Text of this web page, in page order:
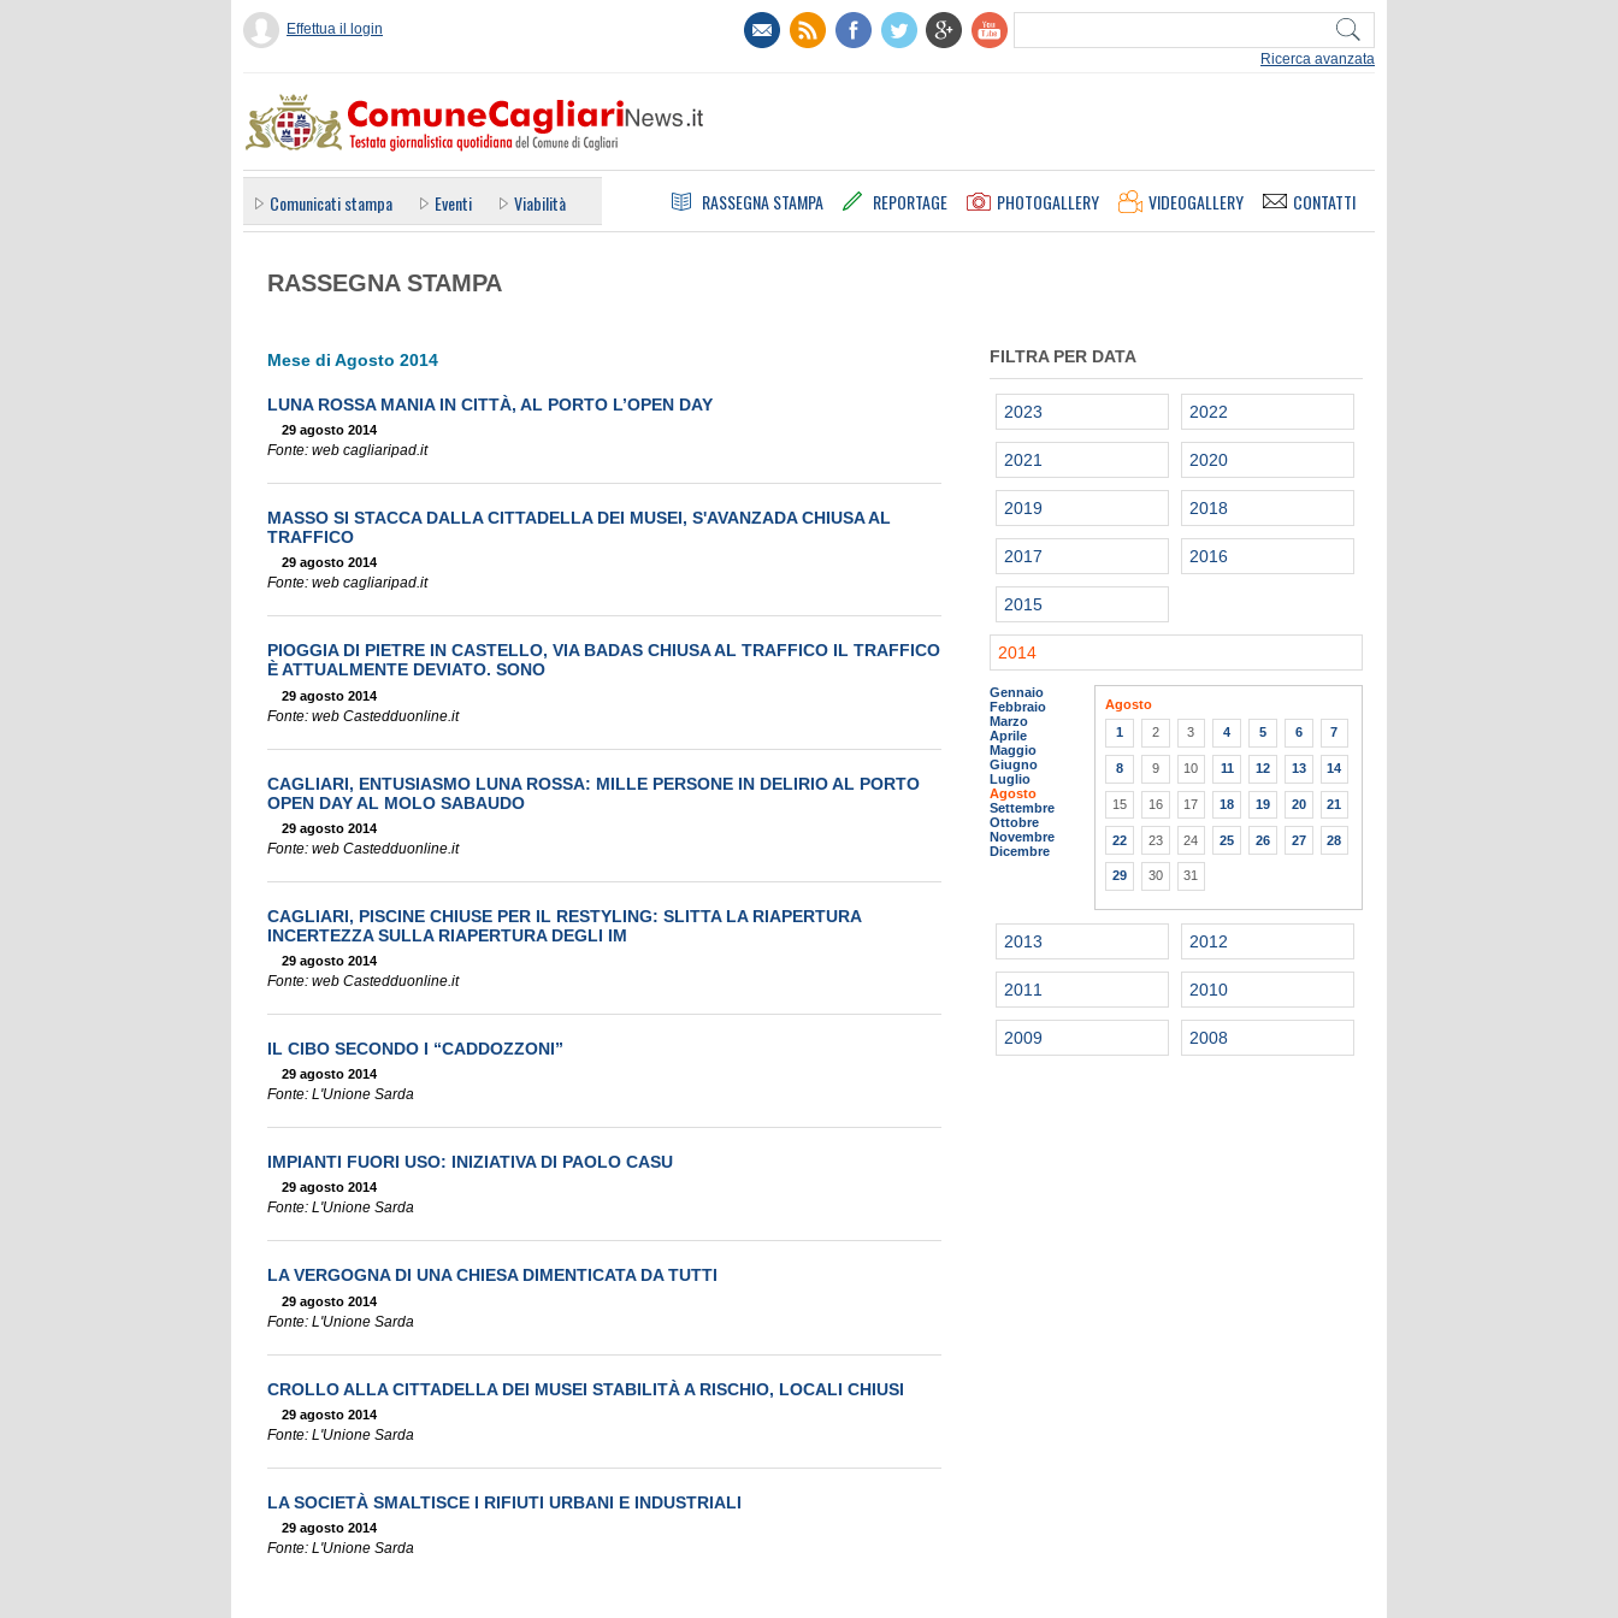
Ricerca avanzata
Effettua il login
Comunicati stampa Eventi Viabilità RASSEGNA STAMPA REPORTAGE PHOTOGALLERY VIDEOGALLERY CONTATTI
RASSEGNA STAMPA
Mese di Agosto 2014
LUNA ROSSA MANIA IN CITTÀ, AL PORTO L’OPEN DAY
29 agosto 2014
Fonte: web cagliaripad.it
MASSO SI STACCA DALLA CITTADELLA DEI MUSEI, S'AVANZADA CHIUSA AL
TRAFFICO
29 agosto 2014
Fonte: web cagliaripad.it
PIOGGIA DI PIETRE IN CASTELLO, VIA BADAS CHIUSA AL TRAFFICO IL TRAFFICO
È ATTUALMENTE DEVIATO. SONO
29 agosto 2014
Fonte: web Castedduonline.it
CAGLIARI, ENTUSIASMO LUNA ROSSA: MILLE PERSONE IN DELIRIO AL PORTO
OPEN DAY AL MOLO SABAUDO
29 agosto 2014
Fonte: web Castedduonline.it
CAGLIARI, PISCINE CHIUSE PER IL RESTYLING: SLITTA LA RIAPERTURA
INCERTEZZA SULLA RIAPERTURA DEGLI IM
29 agosto 2014
Fonte: web Castedduonline.it
IL CIBO SECONDO I “CADDOZZONI”
29 agosto 2014
Fonte: L'Unione Sarda
IMPIANTI FUORI USO: INIZIATIVA DI PAOLO CASU
29 agosto 2014
Fonte: L'Unione Sarda
LA VERGOGNA DI UNA CHIESA DIMENTICATA DA TUTTI
29 agosto 2014
Fonte: L'Unione Sarda
CROLLO ALLA CITTADELLA DEI MUSEI STABILITÀ A RISCHIO, LOCALI CHIUSI
29 agosto 2014
Fonte: L'Unione Sarda
LA SOCIETÀ SMALTISCE I RIFIUTI URBANI E INDUSTRIALI
29 agosto 2014
Fonte: L'Unione Sarda
FILTRA PER DATA
2023 2022
2021 2020
2019 2018
2017 2016
2015
2014
Gennaio
Febbraio
Marzo
Aprile
Maggio
Giugno
Luglio
Agosto
Settembre
Ottobre
Novembre
Dicembre
Agosto
1
2 3 4 5 6 7
8 9 10 11 12 13 14
15 16 17 18 19 20 21
22 23 24 25 26 27 28
29 30 31
2013 2012
2011 2010
2009 2008